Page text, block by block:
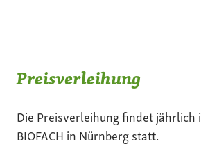
Preisverleihung
Die Preisverleihung findet jährlich
BIOFACH in Nürnberg statt.